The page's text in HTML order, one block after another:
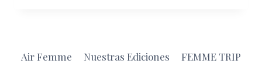
LA
Air Femme Nuestras Ediciones
FEMME TRIP